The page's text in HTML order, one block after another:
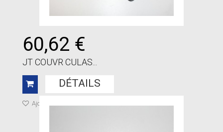
60,62 €
JT COUVR CULAS...
DÉTAILS
Ajouter à ma liste de cadeaux